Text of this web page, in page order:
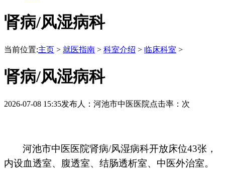
肾病/风湿病科
当前位置:主页 > 就医指南 > 科室介绍 > 临床科室 >
肾病/风湿病科
2026-07-08 15:35发布人：河池市中医医院点击率： 次
河池市中医医院肾病/风湿病科开放床位43张，
内设血透室、腹透室、结肠透析室、中医外治室。